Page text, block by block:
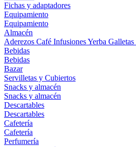
Fichas y adaptadores
Equipamiento
Equipamiento
Almacén
Aderezos Café InfusionesYerba Galletas
Bebidas
Bebidas
Bazar
Servilletas y Cubiertos
Snacks y almacén
Snacks y almacén
Descartables
Descartables
Cafetería
Cafetería
Perfumería